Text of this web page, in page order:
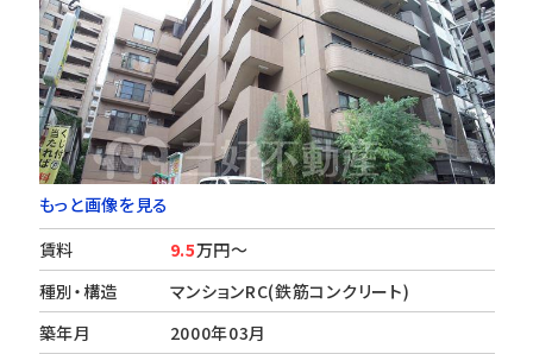
もっと画像を見る
賃料
9.5万円～
種別・構造
マンションRC(鉄筋コンクリート)
築年月
2000年03月